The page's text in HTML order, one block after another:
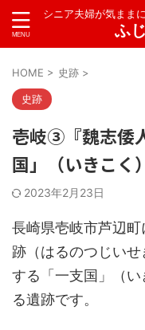
シニア夫婦が気まま
ふ
HOME > 史跡 >
史跡
壱岐③『魏志倭
国」（いきこく
2023年2月23日
長崎県壱岐市芦辺
跡（はるのつじい
する「一支国」（
る遺跡です。